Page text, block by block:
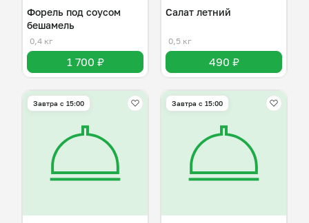
Форель под соусом
бешамель
0,4 кг
1 700 ₽
Салат летний
0,5 кг
490 ₽
Завтра c 15:00 Завтра c 15:00